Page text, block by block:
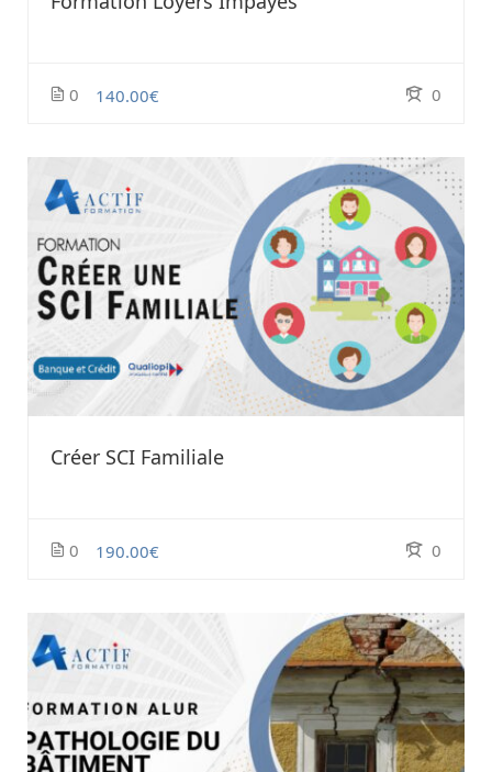
0 0
140.00€
Créer SCI Familiale
0 0
190.00€